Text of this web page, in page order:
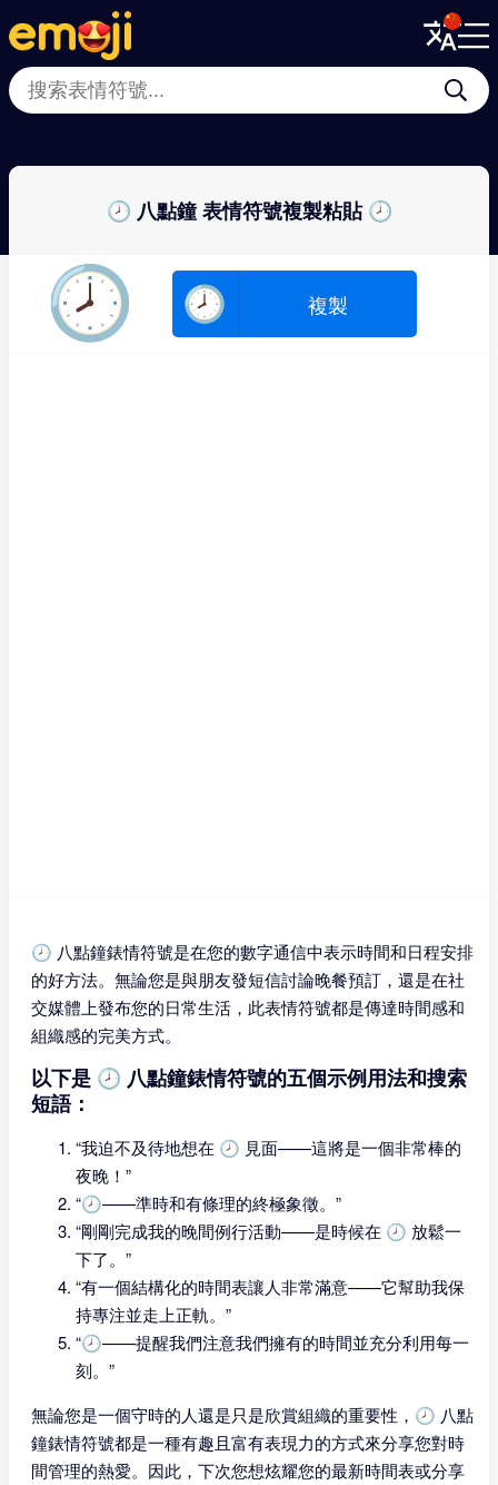
Menu
Close
Menu
Close
🕗 八點鐘 表情符號複製粘貼 🕗
🕗 🕗 複製
🕗 八點鐘錶情符號是在您的數字通信中表示時間和日程安排
的好方法。無論您是與朋友發短信討論晚餐預訂，還是在社
交媒體上發布您的日常生活，此表情符號都是傳達時間感和
組織感的完美方式。
以下是 🕗 八點鐘錶情符號的五個示例用法和搜索
短語：
“我迫不及待地想在 🕗 見面——這將是一個非常棒的
夜晚！”
“🕗——準時和有條理的終極象徵。”
“剛剛完成我的晚間例行活動——是時候在 🕗 放鬆一
下了。”
“有一個結構化的時間表讓人非常滿意——它幫助我保
持專注並走上正軌。”
“🕗——提醒我們注意我們擁有的時間並充分利用每一
刻。”
無論您是一個守時的人還是只是欣賞組織的重要性，🕗 八點
鐘錶情符號都是一種有趣且富有表現力的方式來分享您對時
間管理的熱愛。因此，下次您想炫耀您的最新時間表或分享